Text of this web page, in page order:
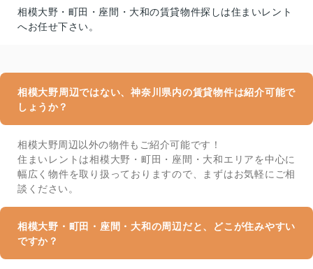
相模大野・町田・座間・大和の賃貸物件探しは住まいレント
へお任せ下さい。
相模大野周辺ではない、神奈川県内の賃貸物件は紹介可能で
しょうか？
相模大野周辺以外の物件もご紹介可能です！
住まいレントは相模大野・町田・座間・大和エリアを中心に
幅広く物件を取り扱っておりますので、まずはお気軽にご相
談ください。
相模大野・町田・座間・大和の周辺だと、どこが住みやすい
ですか？